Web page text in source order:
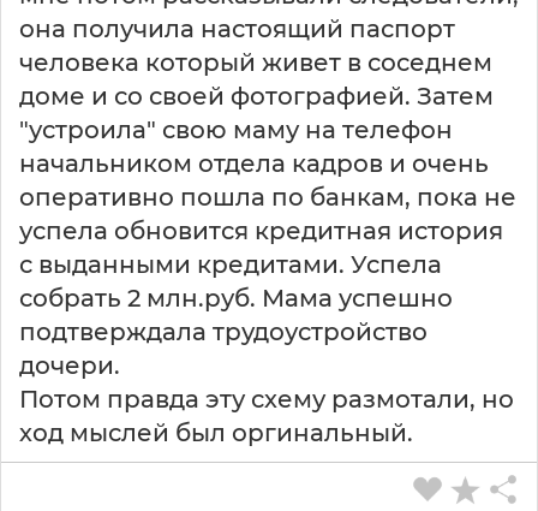
она получила настоящий паспорт
человека который живет в соседнем
доме и со своей фотографией. Затем
"устроила" свою маму на телефон
начальником отдела кадров и очень
оперативно пошла по банкам, пока не
успела обновится кредитная история
с выданными кредитами. Успела
собрать 2 млн.руб. Мама успешно
подтверждала трудоустройство
дочери.
Потом правда эту схему размотали, но
ход мыслей был оргинальный.